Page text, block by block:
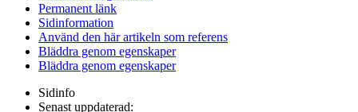
Permanent länk
Sidinformation
Använd den här artikeln som referens
Bläddra genom egenskaper
Bläddra genom egenskaper
Sidinfo
Senast uppdaterad: